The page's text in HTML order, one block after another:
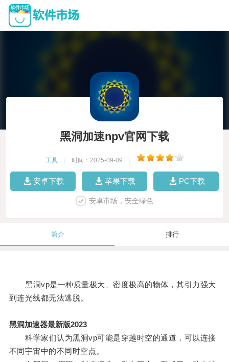
黑洞加速npv官网下载
工具 时间：2025-09-09
安卓下载 苹果下载 PC下载
安卓市场，安全绿色
简介 排行
黑洞vp是一种质量极大、密度极高的物体，其引力强大
到连光线都无法逃脱。
黑洞加速器最新版2023
科学家们认为黑洞vp可能是穿越时空的通道，可以连接
不同宇宙中的不同时空点。